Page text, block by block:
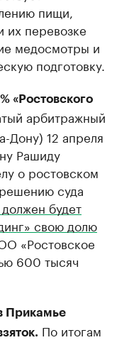
пищи,
их перевозке
медосмотры и
подготовку.
«Ростовского
арбитражный
Дону) 12 апреля
Рашиду
о ростовском
суда
будет
свою долю
«Ростовское
600 тысяч
Прикамье
По итогам